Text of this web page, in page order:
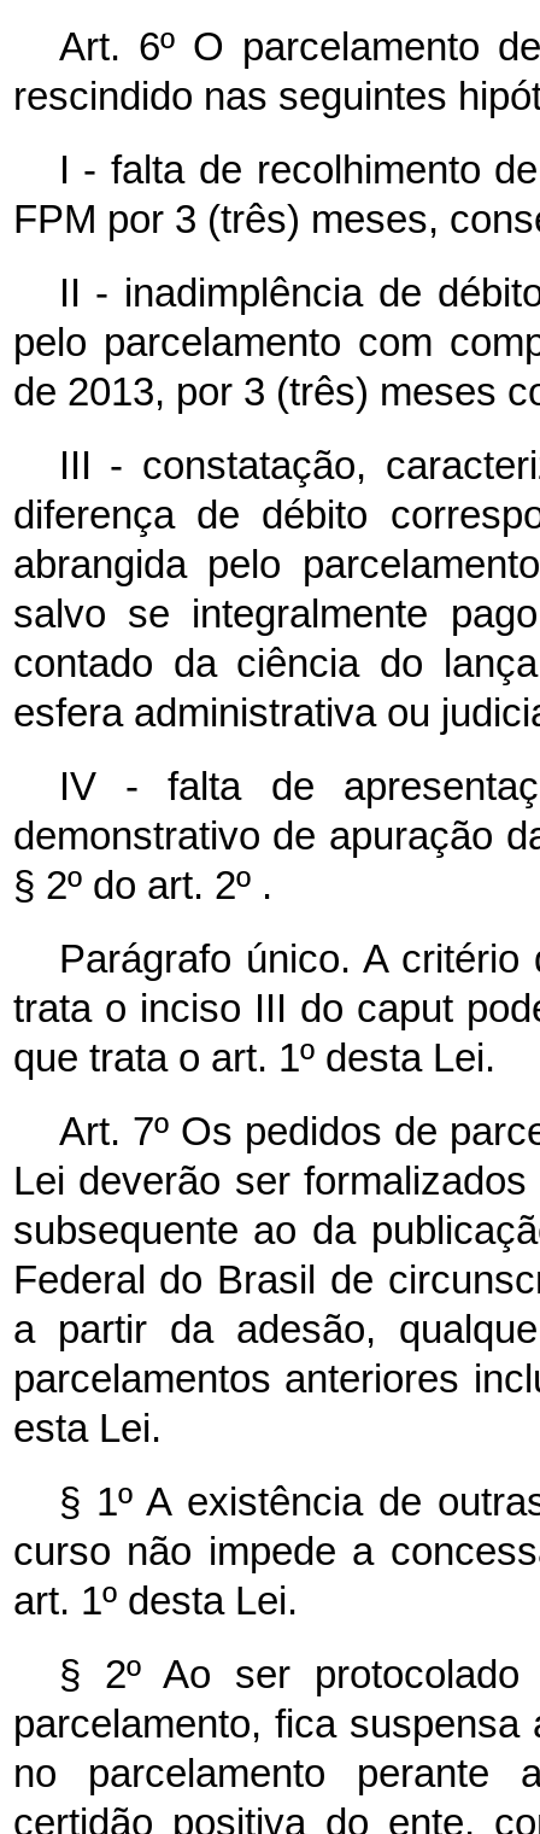
Art. 6º O parcelamento
rescindido nas seguintes
I - falta de recolhimento
FPM por 3 (três) meses,
II - inadimplência de
pelo parcelamento com
de 2013, por 3 (três) meses
III - constatação,
diferença de débito
abrangida pelo
salvo se integralmente
contado da ciência do
esfera administrativa ou
IV - falta de
demonstrativo de apuração
§ 2º do art. 2º .
Parágrafo único. A
trata o inciso III do caput
que trata o art. 1º desta Lei.
Art. 7º Os pedidos de
Lei deverão ser
subsequente ao da
Federal do Brasil de
a partir da adesão,
parcelamentos anteriores
esta Lei.
§ 1º A existência de
curso não impede a
art. 1º desta Lei.
§ 2º Ao ser
parcelamento, fica
no parcelamento perante
certidão positiva do ente,